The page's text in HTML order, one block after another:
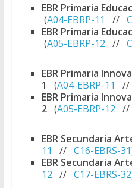
EBR Primaria
(A04-EBRP-11 //
EBR Primaria
(A05-EBRP-12 //
EBR Primaria
1
(A04-EBRP-11 //
EBR Primaria
2 (A05-EBRP-12 //
EBR Secundaria
11
// C16-EBRS-31
EBR Secundaria
12 // C17-EBRS-32